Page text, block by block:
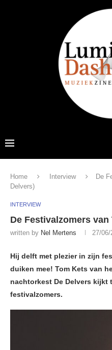
Home Interview
De
Delvers)
INTERVIEW
De Festivalzomers
written by Nel Mertens 27/06/
Hij delft met plezier in zijn
duiken mee! Tom Kets van
nachtorkest De Delvers kijkt
festivalzomers.